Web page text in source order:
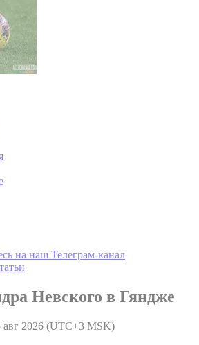
на наш Телеграм-канал
Невского в Гяндже
2026 (UTC+3 MSK)